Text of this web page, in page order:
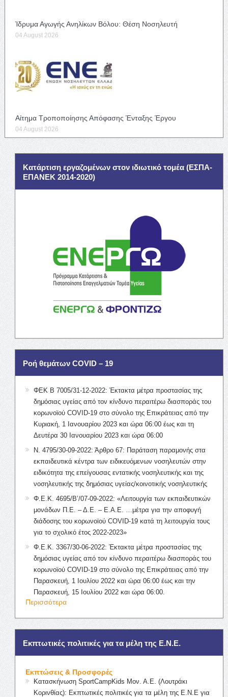
Ίδρυμα Αγωγής Ανηλίκων Βόλου: Θέση Νοσηλευτή
04 August 2026
Αίτημα Τροποποίησης Απόφασης Ένταξης Έργου
04 August 2026
Κατάρτιση εργαζομένων στον ιδιωτικό τομέα (ΕΣΠΑ-
ΕΠΑΝΕΚ 2014-2020)
Ροή θεμάτων COVID – 19
ΦΕΚ Β 7005/31-12-2022: Έκτακτα μέτρα προστασίας της
δημόσιας υγείας από τον κίνδυνο περαιτέρω διασποράς του
κορωνοϊού COVID-19 στο σύνολο της Επικράτειας από την
Κυριακή, 1 Ιανουαρίου 2023 και ώρα 06:00 έως και τη
Δευτέρα 30 Ιανουαρίου 2023 και ώρα 06:00
Ν. 4795/30-09-2022: Άρθρο 67: Παράταση παραμονής στα
εκπαιδευτικά κέντρα των ειδικευόμενων νοσηλευτών στην
ειδικότητα της επείγουσας εντατικής νοσηλευτικής και της
νοσηλευτικής της δημόσιας υγείας/κοινοτικής νοσηλευτικής
Φ.Ε.Κ. 4695/Β’/07-09-2022: «Λειτουργία των εκπαιδευτικών
μονάδων Π.Ε. – Δ.Ε. – Ε.Α.Ε. …μέτρα για την αποφυγή
διάδοσης του κορωνοϊού COVID-19 κατά τη λειτουργία τους
για το σχολικό έτος 2022-2023»
Φ.Ε.Κ. 3367/30-06-2022: Έκτακτα μέτρα προστασίας της
δημόσιας υγείας από τον κίνδυνο περαιτέρω διασποράς του
κορωνοϊού COVID-19 στο σύνολο της Επικράτειας από την
Παρασκευή, 1 Ιουλίου 2022 και ώρα 06:00 έως και την
Παρασκευή, 15 Ιουλίου 2022 και ώρα 06:00.
Περισσότερα
Εκπτωτικές πολιτικές για τα μέλη της Ε.Ν.Ε.
Εκπτώσεις & Προσφορές
Κατασκήνωση SportCampKids Μον. Α.Ε. (Λουτράκι
Κορινθίας): Εκπτωτικές πολιτικές για τα μέλη της Ε.Ν.Ε για